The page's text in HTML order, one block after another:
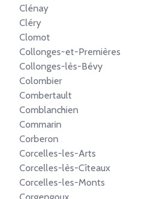
Clénay
Cléry
Clomot
Collonges-et-Premières
Collonges-lès-Bévy
Colombier
Combertault
Comblanchien
Commarin
Corberon
Corcelles-les-Arts
Corcelles-lès-Cîteaux
Corcelles-les-Monts